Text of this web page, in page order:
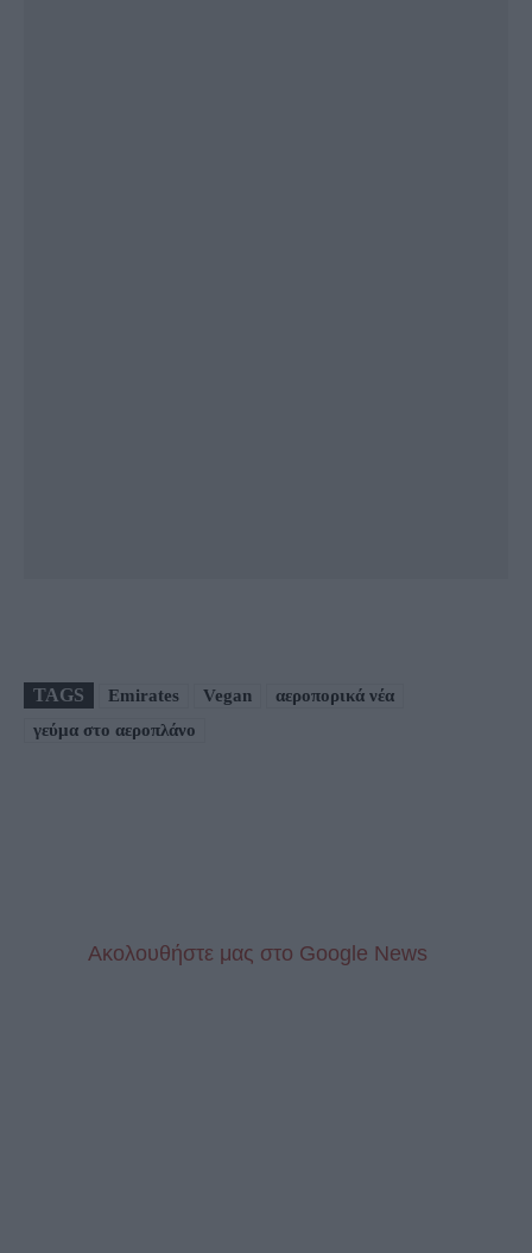
TAGS Emirates Vegan
αεροπορικά νέα
γεύμα στο αεροπλάνο
Aκολουθήστε μας στo Google News